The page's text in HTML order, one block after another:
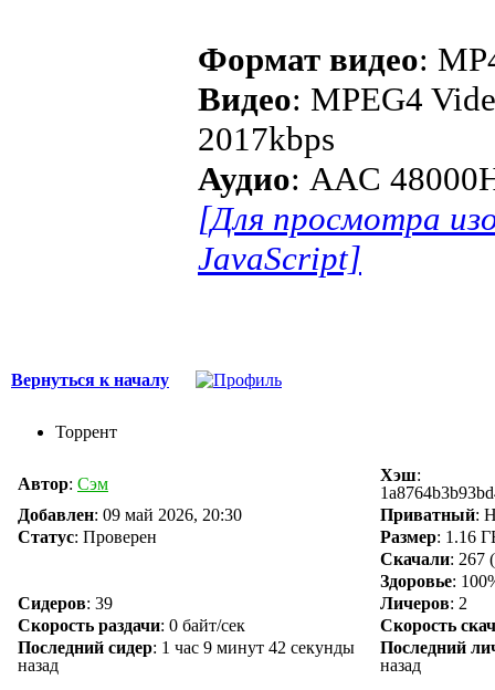
Формат видео:
Видео: MPEG4
2017kbps
Аудио: AAC
[Для просмотра
JavaScript]
Вернуться к началу
Торрент
Автор: Сэм Хэш:
Добавлен: 09 май 2026, 20:30 Приватный:
Статус: Проверен Размер: 1.16
Скачали: 267
Здоровье:
Сидеров: 39 Личеров: 2
Скорость раздачи: 0 байт/сек
Скорость
Последний сидер: 1 час 9 минут 42 секунды
назад
Последний
назад